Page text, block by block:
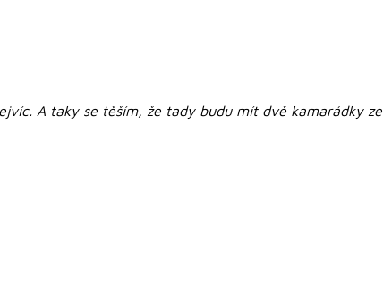
A taky se těším, že tady budu mít dvě kamarádky ze